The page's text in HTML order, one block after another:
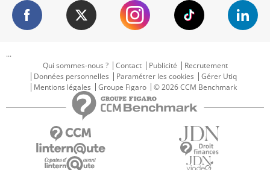
...
Qui sommes-nous ?
Contact Publicité
Recrutement
Données personnelles
Paramétrer les cookies
Gérer Utiq
Mentions légales
Groupe Figaro © 2026 CCM Benchmark